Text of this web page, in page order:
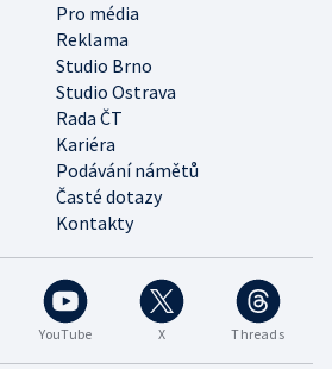
YouTube X Threads
Pro média
Reklama
Studio Brno
Studio Ostrava
Rada ČT
Kariéra
Podávání námětů
Časté dotazy
Kontakty